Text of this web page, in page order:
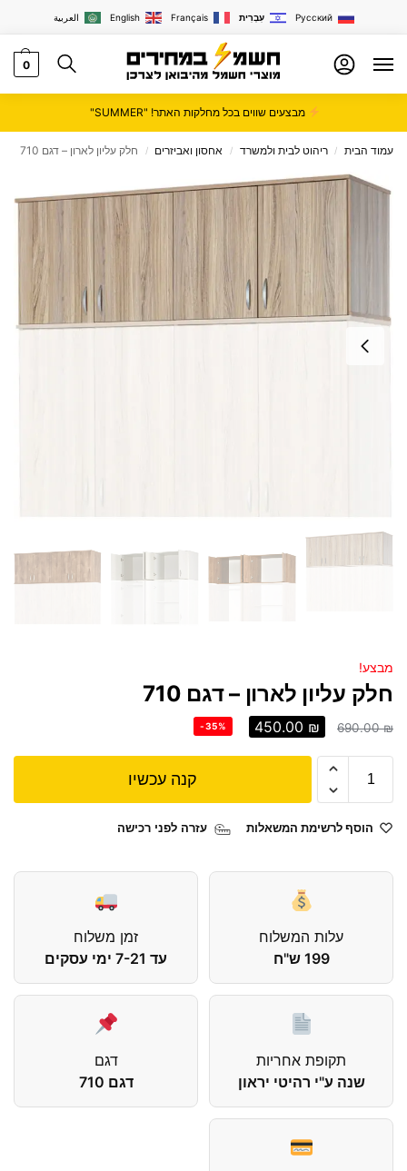
العربية English Français עִבְרִית Русский
0
מבצעים שווים בכל מחלקות האתר! "SUMMER"
עמוד הבית / ריהוט לבית ולמשרד / אחסון ואביזרים / חלק עליון לארון – דגם 710
מבצע!
חלק עליון לארון – דגם 710
690.00₪
450.00 ₪
-35%
קנה עכשיו
הוסף לרשימת המשאלות עזרה לפני רכישה
עלות המשלוח
199 ש"ח
זמן משלוח
עד 7-21 ימי עסקים
תקופת אחריות
שנה ע"י רהיטי יראון
דגם
דגם 710